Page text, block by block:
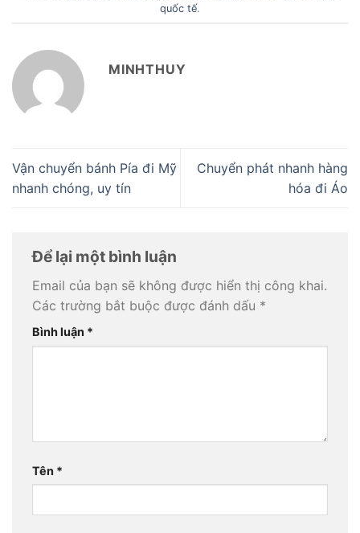
quốc tế.
MINHTHUY
Vận chuyển bánh Pía đi Mỹ
nhanh chóng, uy tín
Chuyển phát nhanh hàng
hóa đi Áo
Để lại một bình luận
Email của bạn sẽ không được hiển thị công khai.
Các trường bắt buộc được đánh dấu *
Bình luận *
Tên *